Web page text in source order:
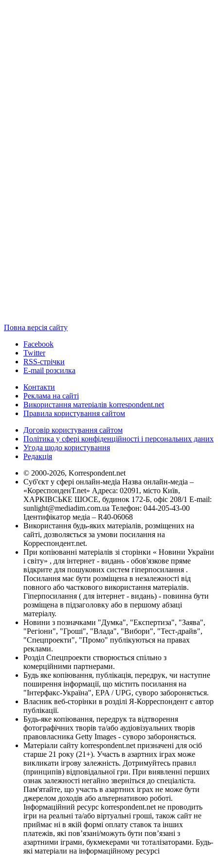
Повна версія сайту
Facebook
Twitter
RSS-стрічки
E-mail розсилка
Контакти
Реклама на сайті
Використання матеріалів korrespondent.net
Правила користування сайтом
Договір користування сайтом
Політика у сфері конфіденційності і персональних даних
Угода щодо користування
Редакція
© 2000-2026, Korrespondent.net
Суб'єкт у сфері онлайн-медіа Назва онлайн-медіа –
«КореспонденТ.net» Адреса: 02091, місто Київ,
ХАРКІВСЬКЕ ШОСЕ, будинок 172-Б, офіс 208/1 E-mail:
sunlight@mediadim.com.ua Телефон: 044-205-43-00
Ідентифікатор медіа – R40-06068
Використання будь-яких матеріалів, розміщених на
сайті, дозволяється за умови посилання на
Корреспондент.net.
При копіюванні матеріалів зі сторінки « Новини України
і світу» , для інтернет - видань - обов'язкове пряме
відкрите для пошукових систем гіперпосилання .
Посилання має бути розміщена в незалежності від
повного або часткового використання матеріалів.
Гіперпосилання ( для інтернет - видань) - повинна бути
розміщена в підзаголовку або в першому абзаці
матеріалу.
Новини з позначками "Думка", "Експертиза", "Заява",
"Регіони", "Гроші", "Влада", "Вибори", "Тест-драйв",
"Спецпроекти", "Промо" публікуються на правах
реклами.
Розділ Спецпроекти створюється спільно з
комерційними партнерами.
Будь яке копіювання, публікація, передрук, чи наступне
поширення інформації, що містить посилання на
"Інтерфакс-Україна", EPA / UPG, суворо забороняється.
Власник веб-сторінки в розділі Я-Корреспондент є автор
публікації.
Будь-яке копіювання, передрук та відтворення
фотографічних творів та/або аудіовізуальних творів
правовласника Getty Images - суворо забороняється.
Матеріали сайту korrespondent.net призначені для осіб
старше 21 року (21+). Участь в азартних іграх може
викликати ігрову залежність. Дотримуйтесь правил
(принципів) відповідальної гри. При виявленні перших
ознак залежності негайно зверніться до спеціаліста.
Пам'ятайте, що участь в азартних іграх не може бути
джерелом доходів або альтернативою роботі.
Інформаційний ресурс korrespondent.net не проводить
ігри на реальні та/або віртуальні гроші, також сайт не
приймає ні в якій формі оплату ставок та інших
платежів, які пов’язані/можуть бути пов’язані з
азартними іграми, букмекерами чи тоталізаторами. Будь-
які матеріали на інформаційному ресурсі